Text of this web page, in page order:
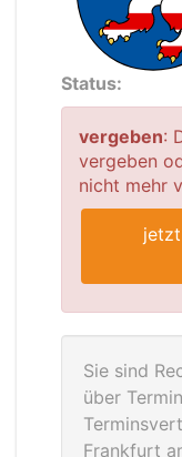
Status:
vergeben:
vergeben
nicht mehr
Sie sind
über
Frankfurt